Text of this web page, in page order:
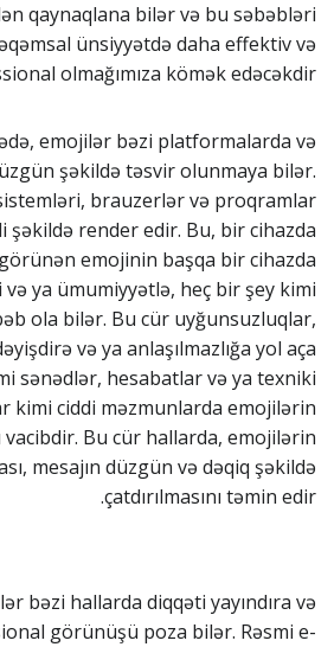
qaynaqlana bilər və bu səbəbləri
ünsiyyətdə daha effektiv və
olmağımıza kömək edəcəkdir.
emojilər bəzi platformalarda və
şəkildə təsvir olunmaya bilər.
brauzerlər və proqramlar
şəkildə render edir. Bu, bir cihazda
emojinin başqa bir cihazda
ya ümumiyyətlə, heç bir şey kimi
ola bilər. Bu cür uyğunsuzluqlar,
və ya anlaşılmazlığa yol aça
sənədlər, hesabatlar və ya texniki
kimi ciddi məzmunlarda emojilərin
vacibdir. Bu cür hallarda, emojilərin
mesajın düzgün və dəqiq şəkildə
çatdırılmasını təmin edir.
bəzi hallarda diqqəti yayındıra və
görünüşü poza bilər. Rəsmi e-